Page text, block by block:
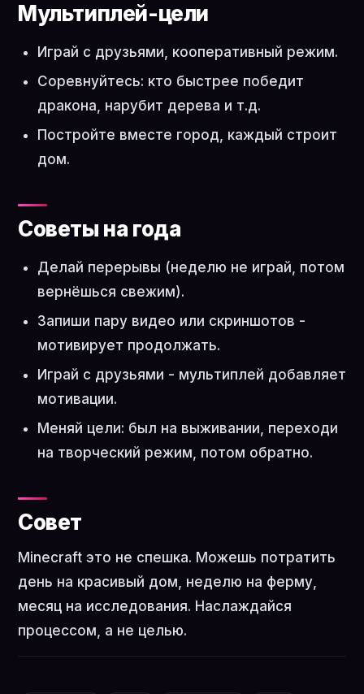
Мультиплей-цели
Играй с друзьями, кооперативный режим.
Соревнуйтесь: кто быстрее победит
дракона, нарубит дерева и т.д.
Постройте вместе город, каждый строит
дом.
Советы на года
Делай перерывы (неделю не играй, потом
вернёшься свежим).
Запиши пару видео или скриншотов -
мотивирует продолжать.
Играй с друзьями - мультиплей добавляет
мотивации.
Меняй цели: был на выживании, переходи
на творческий режим, потом обратно.
Совет
Minecraft это не спешка. Можешь потратить
день на красивый дом, неделю на ферму,
месяц на исследования. Наслаждайся
процессом, а не целью.